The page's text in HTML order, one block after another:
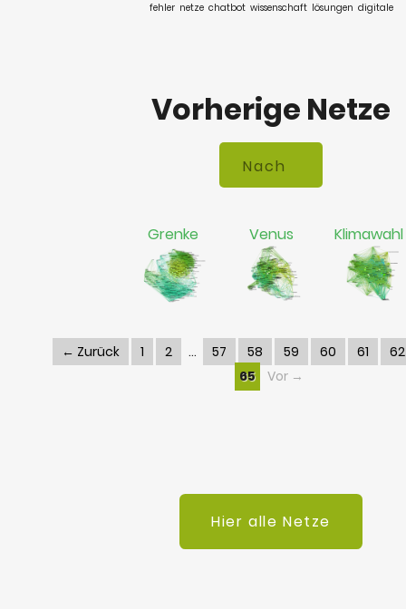
fehler netze chatbot wissenschaft lösungen digitale
Vorherige Netze
Grenke Venus Klimawahl
← Zurück 1 2 57 58 59 60 61
62
65
Vor →
Hier alle Netze